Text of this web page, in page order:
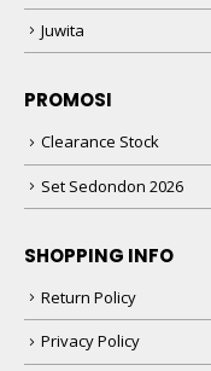
Juwita
PROMOSI
Clearance Stock
Set Sedondon 2026
SHOPPING INFO
Return Policy
Privacy Policy